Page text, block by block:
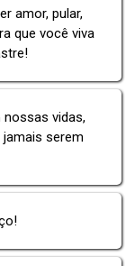
amor, pular,
que você viva
vidas,
serem